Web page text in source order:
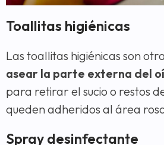
Toallitas higiénicas
Las toallitas higiénicas son
asear la parte externa del
para retirar el sucio o restos
queden adheridos al área
Spray desinfectante